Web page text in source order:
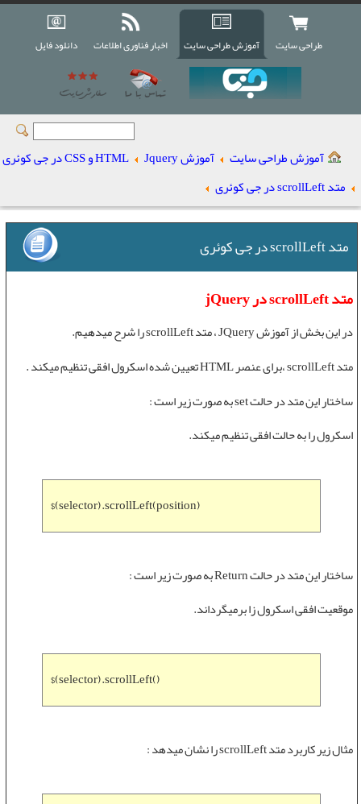
طراحی سایت آموزش طراحی سایت اخبار فناوری اطلاعات دانلود فایل
آموزش طراحی سایت آموزش Jquery
HTML و CSS در جی کوئری
متد scrollLeft در جی کوئری
متد scrollLeft در جی کوئری
متد scrollLeft در jQuery
در این بخش ازآموزش JQuery ،متد scrollLeft
را شرح میدهیم.
متد scrollLeft
،برای عنصر HTML تعیین شده اسکرول افقی تنظیم میکند .
ساختار این متد در حالت set به صورت زیر است :
اسکرول را به حالت افقی تنظیم میکند.
$(selector).scrollLeft(position)
ساختار این متد در حالت Return به صورت زیر است :
موقعیت افقی اسکرول زا برمیگرداند.
$(selector).scrollLeft()
مثال زیر کاربردمتد scrollLeft را نشان میدهد :